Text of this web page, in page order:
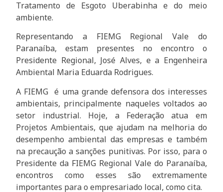
Tratamento de Esgoto Uberabinha e do meio
ambiente.
Representando a FIEMG Regional Vale do
Paranaíba, estam presentes no encontro o
Presidente Regional, José Alves, e a Engenheira
Ambiental Maria Eduarda Rodrigues.
A FIEMG é uma grande defensora dos interesses
ambientais, principalmente naqueles voltados ao
setor industrial. Hoje, a Federação atua em
Projetos Ambientais, que ajudam na melhoria do
desempenho ambiental das empresas e também
na precaução a sanções punitivas. Por isso, para o
Presidente da FIEMG Regional Vale do Paranaíba,
encontros como esses são extremamente
importantes para o empresariado local, como cita.